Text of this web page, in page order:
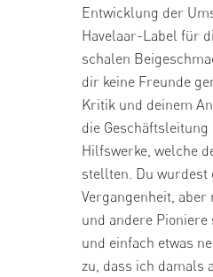
Entwicklung der
Havelaar-Label für
schalen
dir keine Freunde
Kritik und deinem
die Geschäftsleitung
Hilfswerke, welche
stellten. Du wurdest
Vergangenheit, aber
und andere
und einfach etwas
zu, dass ich damals